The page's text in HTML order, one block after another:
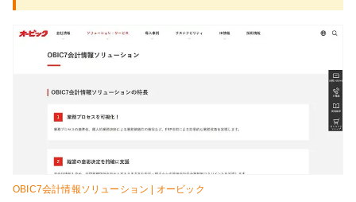
OBIC7会計情報ソリューション | オービック